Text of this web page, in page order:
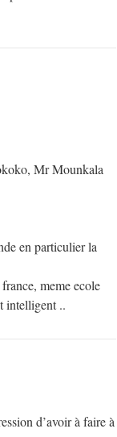
Mr Mounkala
en particulier la
meme ecole
intelligent ..
d’avoir à faire à